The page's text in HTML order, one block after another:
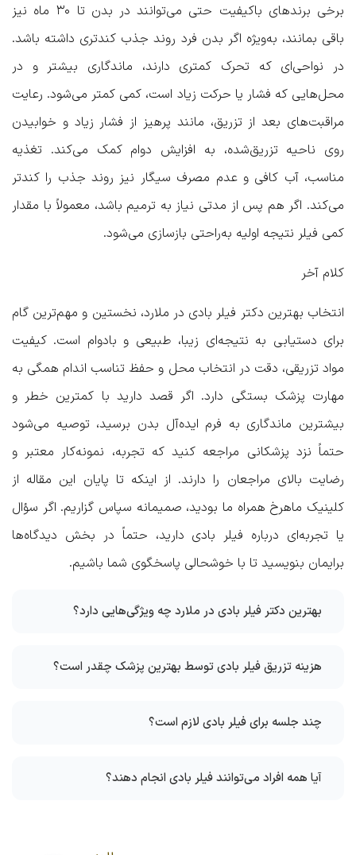
برخی برندهای باکیفیت حتی می‌توانند در بدن تا ۳۰ ماه نیز
باقی بمانند، به‌ویژه اگر بدن فرد روند جذب کندتری داشته باشد.
در نواحی‌ای که تحرک کمتری دارند، ماندگاری بیشتر و در
محل‌هایی که فشار یا حرکت زیاد است، کمی کمتر می‌شود. رعایت
مراقبت‌های بعد از تزریق، مانند پرهیز از فشار زیاد و خوابیدن
روی ناحیه تزریق‌شده، به افزایش دوام کمک می‌کند. تغذیه
مناسب، آب کافی و عدم مصرف سیگار نیز روند جذب را کندتر
می‌کند. اگر هم پس از مدتی نیاز به ترمیم باشد، معمولاً با مقدار
کمی فیلر نتیجه اولیه به‌راحتی بازسازی می‌شود.
کلام آخر
انتخاب بهترین دکتر فیلر بادی در ملارد، نخستین و مهم‌ترین گام
برای دستیابی به نتیجه‌ای زیبا، طبیعی و بادوام است. کیفیت
مواد تزریقی، دقت در انتخاب محل و حفظ تناسب اندام همگی به
مهارت پزشک بستگی دارد. اگر قصد دارید با کمترین خطر و
بیشترین ماندگاری به فرم ایده‌آل بدن برسید، توصیه می‌شود
حتماً نزد پزشکانی مراجعه کنید که تجربه، نمونه‌کار معتبر و
رضایت بالای مراجعان را دارند. از اینکه تا پایان این مقاله از
کلینیک ماهرخ همراه ما بودید، صمیمانه سپاس گزاریم. اگر سؤال
یا تجربه‌ای درباره فیلر بادی دارید، حتماً در بخش دیدگاه‌ها
برایمان بنویسید تا با خوشحالی پاسخگوی شما باشیم.
بهترین دکتر فیلر بادی در ملارد چه ویژگی‌هایی دارد؟
هزینه تزریق فیلر بادی توسط بهترین پزشک چقدر است؟
چند جلسه برای فیلر بادی لازم است؟
آیا همه افراد می‌توانند فیلر بادی انجام دهند؟